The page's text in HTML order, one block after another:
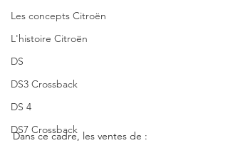
Les concepts Citroën
L'histoire Citroën
DS
DS3 Crossback
DS 4
DS7 Crossback
Dans ce cadre, les ventes de :